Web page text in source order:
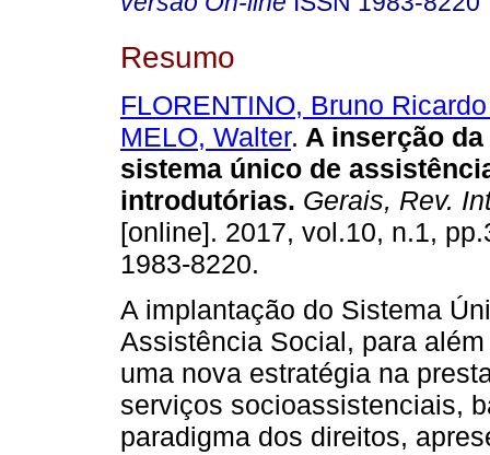
Resumo
FLORENTINO, Bruno
MELO, Walter. A inserção
sistema único de
introdutórias. Gerais, Rev.
[online]. 2017, vol.10, n.1,
1983-8220.
A implantação do Sistema
Assistência Social, para
uma nova estratégia na
serviços socioassistenciais,
paradigma dos direitos,